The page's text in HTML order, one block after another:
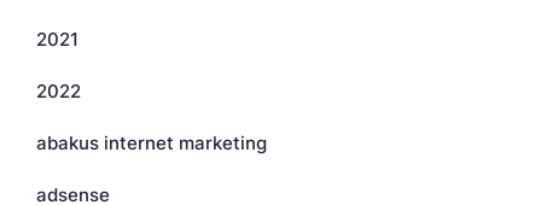
2021
2022
abakus internet marketing
adsense